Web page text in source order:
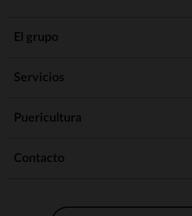
El grupo
Servicios
Puericultura
Contacto